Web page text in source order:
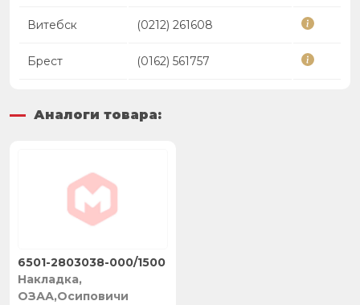
Витебск (0212) 261608
Брест (0162) 561757
Аналоги товара:
Накладка,
ОЗАА,Осиповичи
6501-2803038-000/1500